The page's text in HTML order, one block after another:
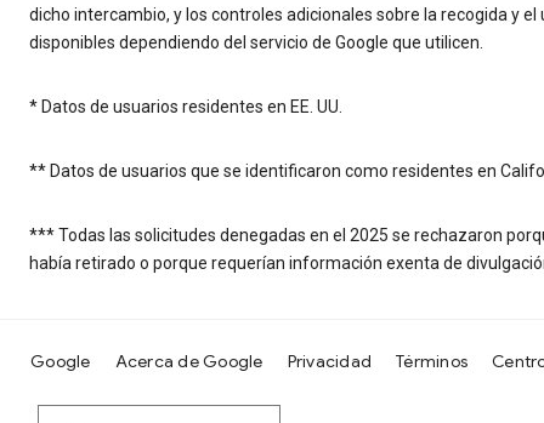
dicho intercambio, y los controles adicionales sobre la recogida y
disponibles dependiendo del servicio de Google que utilicen.
* Datos de usuarios residentes en EE. UU.
** Datos de usuarios que se identificaron como residentes en
*** Todas las solicitudes denegadas en el 2025 se rechazaron
había retirado o porque requerían información exenta de
Google Acerca de Google Privacidad Términos